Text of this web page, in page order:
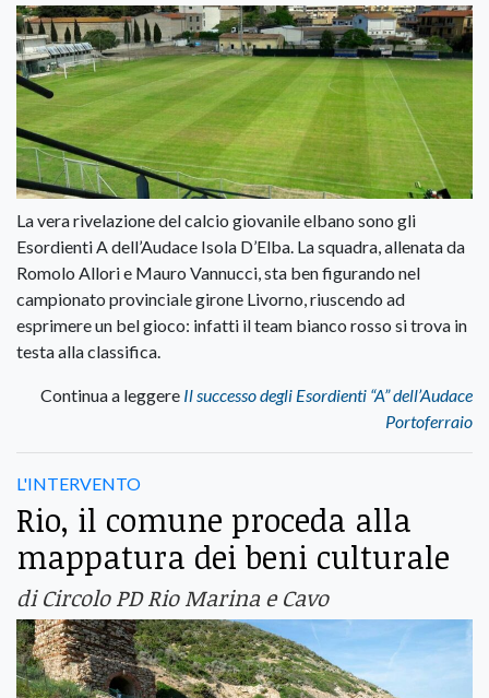
La vera rivelazione del calcio giovanile elbano sono gli
Esordienti A dell’Audace Isola D’Elba. La squadra, allenata da
Romolo Allori e Mauro Vannucci, sta ben figurando nel
campionato provinciale girone Livorno, riuscendo ad
esprimere un bel gioco: infatti il team bianco rosso si trova in
testa alla classifica.
Continua a leggere Il successo degli Esordienti “A” dell’Audace
Portoferraio
L'INTERVENTO
Rio, il comune proceda alla
mappatura dei beni culturale
di Circolo PD Rio Marina e Cavo